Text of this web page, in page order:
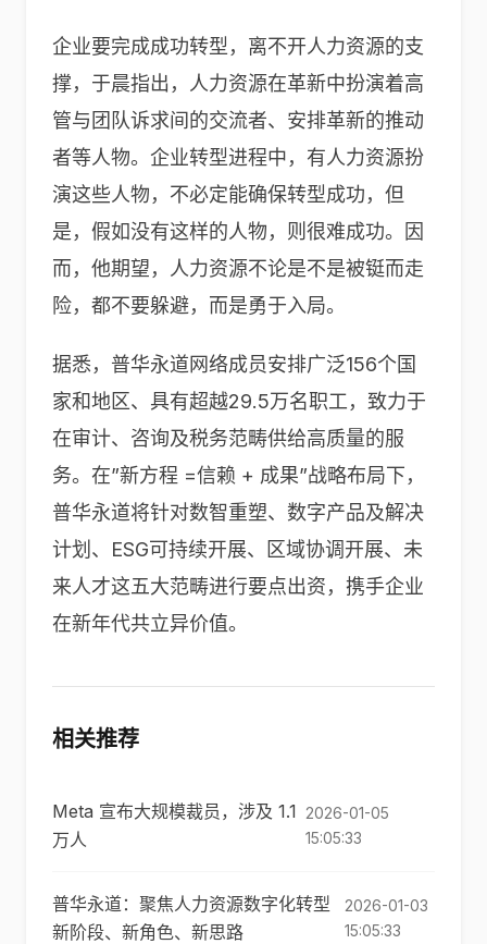
企业要完成成功转型，离不开人力资源的支
撑，于晨指出，人力资源在革新中扮演着高
管与团队诉求间的交流者、安排革新的推动
者等人物。企业转型进程中，有人力资源扮
演这些人物，不必定能确保转型成功，但
是，假如没有这样的人物，则很难成功。因
而，他期望，人力资源不论是不是被铤而走
险，都不要躲避，而是勇于入局。
据悉，普华永道网络成员安排广泛156个国
家和地区、具有超越29.5万名职工，致力于
在审计、咨询及税务范畴供给高质量的服
务。在”新方程 =信赖 + 成果”战略布局下，
普华永道将针对数智重塑、数字产品及解决
计划、ESG可持续开展、区域协调开展、未
来人才这五大范畴进行要点出资，携手企业
在新年代共立异价值。
相关推荐
Meta 宣布大规模裁员，涉及 1.1
万人
2026-01-05
15:05:33
普华永道：聚焦人力资源数字化转型
新阶段、新角色、新思路
2026-01-03
15:05:33